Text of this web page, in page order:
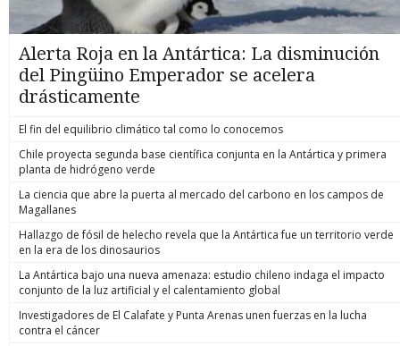
Alerta Roja en la Antártica: La disminución
del Pingüino Emperador se acelera
drásticamente
El fin del equilibrio climático tal como lo conocemos
Chile proyecta segunda base científica conjunta en la Antártica y primera
planta de hidrógeno verde
La ciencia que abre la puerta al mercado del carbono en los campos de
Magallanes
Hallazgo de fósil de helecho revela que la Antártica fue un territorio verde
en la era de los dinosaurios
La Antártica bajo una nueva amenaza: estudio chileno indaga el impacto
conjunto de la luz artificial y el calentamiento global
Investigadores de El Calafate y Punta Arenas unen fuerzas en la lucha
contra el cáncer